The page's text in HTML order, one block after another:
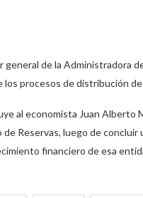
general de la Administradora
procesos de distribución
al economista Juan Alberto
de Reservas, luego de
financiero de esa